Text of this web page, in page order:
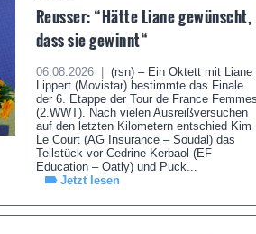
Reusser: “Hätte Liane gewünscht,
dass sie gewinnt“
06.08.2026 |
(rsn) – Ein Oktett mit Liane
Lippert (Movistar) bestimmte das Finale
der 6. Etappe der Tour de France
(2.WWT). Nach vielen Ausreißversuchen
auf den letzten Kilometern entschied Kim
Le Court (AG Insurance – Soudal) das
Teilstück vor Cedrine Kerbaol (EF
Education – Oatly) und Puck...
Jetzt lesen